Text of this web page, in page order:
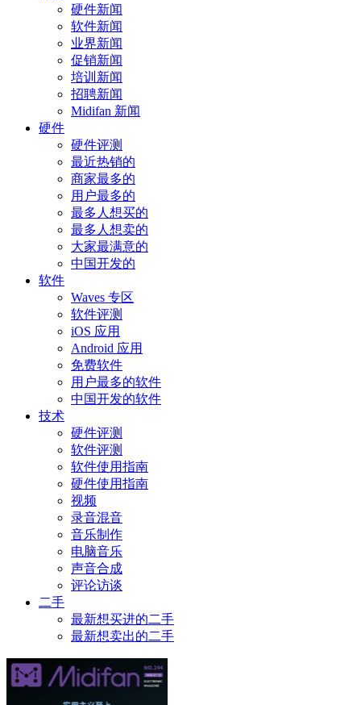
硬件新闻
软件新闻
业界新闻
促销新闻
培训新闻
招聘新闻
Midifan 新闻
硬件
硬件评测
最近热销的
商家最多的
用户最多的
最多人想买的
最多人想卖的
大家最满意的
中国开发的
软件
Waves 专区
软件评测
iOS 应用
Android 应用
免费软件
用户最多的软件
中国开发的软件
技术
硬件评测
软件评测
软件使用指南
硬件使用指南
视频
录音混音
音乐制作
电脑音乐
声音合成
评论访谈
二手
最新想买进的二手
最新想卖出的二手